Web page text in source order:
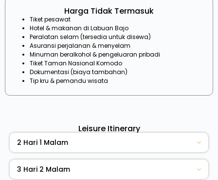
Harga Tidak Termasuk
Tiket pesawat
Hotel & makanan di Labuan Bajo
Peralatan selam (tersedia untuk disewa)
Asuransi perjalanan & menyelam
Minuman beralkohol & pengeluaran pribadi
Tiket Taman Nasional Komodo
Dokumentasi (biaya tambahan)
Tip kru & pemandu wisata
Leisure Itinerary
2 Hari 1 Malam
3 Hari 2 Malam